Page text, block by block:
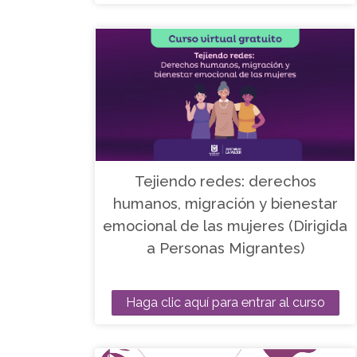
Tejiendo redes: derechos
humanos, migración y bienestar
emocional de las mujeres (Dirigida
a Personas Migrantes)
Haga clic aquí para entrar al curso